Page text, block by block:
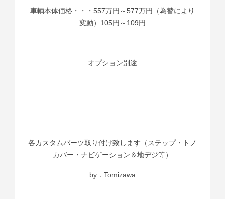
車輌本体価格・・・557万円～577万円（為替により
変動）105円～109円
オプション別途
各カスタムパーツ取り付け致します（ステップ・トノ
カバー・ナビゲーション＆地デジ等）
by．Tomizawa